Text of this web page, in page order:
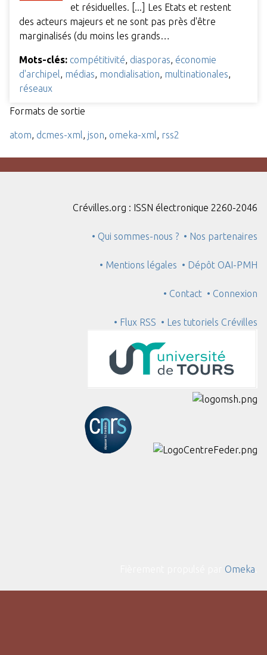
et résiduelles. [...] Les Etats et restent
des acteurs majeurs et ne sont pas près d'être
marginalisés (du moins les grands…
Mots-clés: compétitivité diasporas économie
d'archipel
médias mondialisation multinationales
réseaux
Formats de sortie
atom dcmes-xml json omeka-xml rss2
Crévilles.org : ISSN électronique 2260-2046
• Qui sommes-nous ? • Nos partenaires
• Mentions légales • Dépôt OAI-PMH
• Contact • Connexion
• Flux RSS • Les tutoriels Crévilles
Omeka